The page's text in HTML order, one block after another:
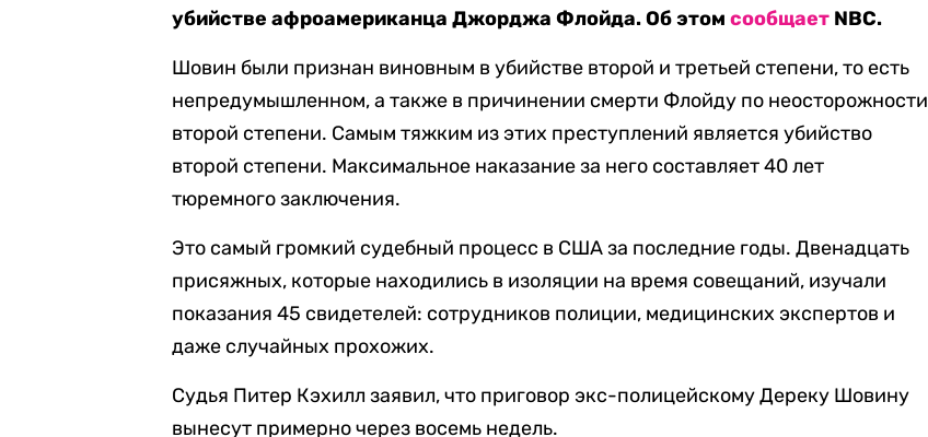
убийстве афроамериканца Джорджа Флойда. Об этомсообщает NBC.
Шовин были признан виновным в убийстве второй и третьей степени, то есть
непредумышленном, а также в причинении смерти Флойду по неосторожности
второй степени. Самым тяжким из этих преступлений является убийство
второй степени. Максимальное наказание за него составляет 40 лет
тюремного заключения.
Это самый громкий судебный процесс в США за последние годы. Двенадцать
присяжных, которые находились в изоляции на время совещаний, изучали
показания 45 свидетелей: сотрудников полиции, медицинских экспертов и
даже случайных прохожих.
Судья Питер Кэхилл заявил, что приговор экс-полицейскому Дереку Шовину
вынесут примерно через восемь недель.